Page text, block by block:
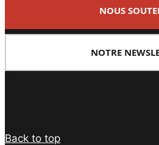
NOUS
NOTRE
Back to top